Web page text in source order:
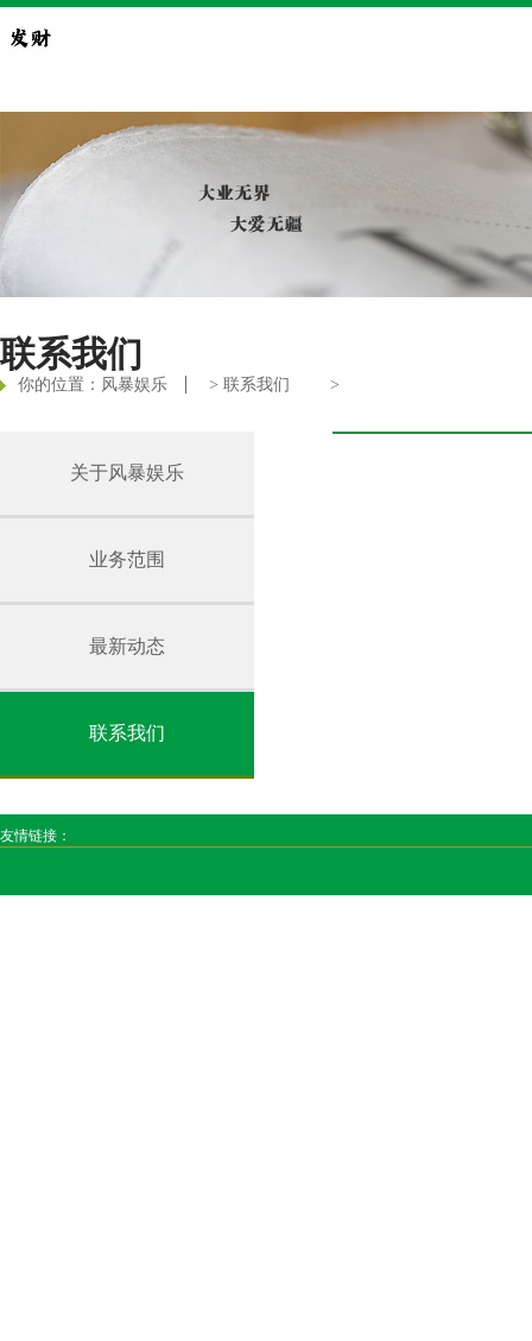
联系我们
你的位置： 风暴娱乐 > 联系我们 >
关于风暴娱乐
业务范围
最新动态
联系我们
友情链接：